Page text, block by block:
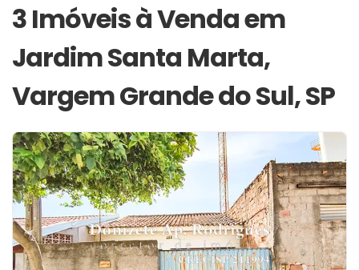
3 Imóveis à Venda em
Jardim Santa Marta,
Vargem Grande do Sul, SP